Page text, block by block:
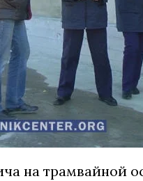
на трамвайной